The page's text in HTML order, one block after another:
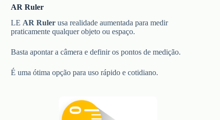
AR Ruler
LE AR Ruler usa realidade aumentada para medir
praticamente qualquer objeto ou espaço.
Basta apontar a câmera e definir os pontos de medição.
É uma ótima opção para uso rápido e cotidiano.